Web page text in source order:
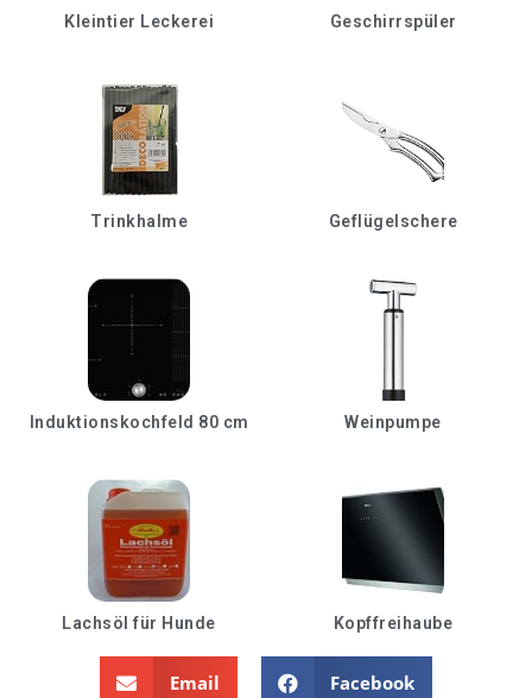
Kleintier Leckerei Geschirrspüler
Trinkhalme Geflügelschere
Induktionskochfeld 80 cm Weinpumpe
Lachsöl für Hunde Kopffreihaube
Email Facebook